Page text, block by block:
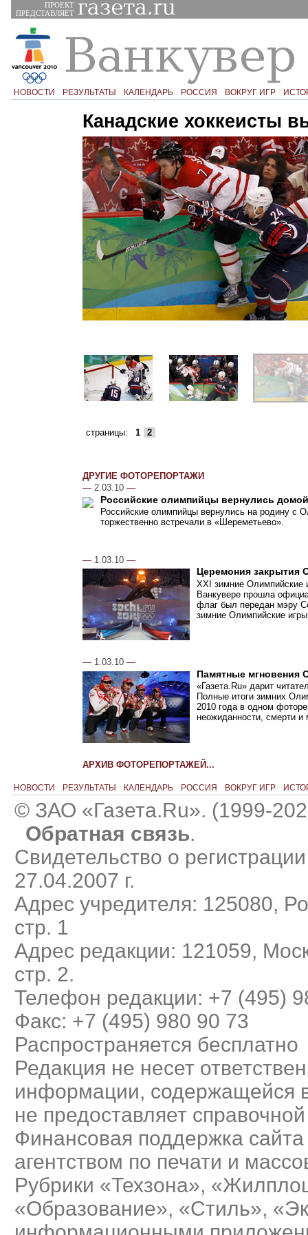
ПРОЕКТ
ПРЕДСТАВЛЯЕТ
НОВОСТИ РЕЗУЛЬТАТЫ КАЛЕНДАРЬ РОССИЯ ВОКРУГ ИГР
Канадские хоккеисты
страницы: 1 2
ДРУГИЕ ФОТОРЕПОРТАЖИ
—2.03.10 —
Российские олимпийцы вернулись
Российские олимпийцы вернулись на родину с
торжественно встречали в «Шереметьево».
— 1.03.10 —
Церемония закрытия
XXI зимние Олимпийские
Ванкувере прошла
флаг был передан мэру
зимние Олимпийские
— 1.03.10 —
Памятные мгновения
«Газета.Ru» дарит
Полные итоги зимних
2010 года в одном
неожиданности, смерти и
АРХИВ ФОТОРЕПОРТАЖЕЙ...
НОВОСТИ РЕЗУЛЬТАТЫ КАЛЕНДАРЬ РОССИЯ ВОКРУГ ИГР
© ЗАО «Газета.Ru». (1999-
Обратная связь.
Свидетельство о
27.04.2007 г.
Адрес учредителя: 125080,
стр. 1
Адрес редакции: 121059,
стр. 2.
Телефон редакции: +7 (495)
Факс: +7 (495) 980 90 73
Распространяется бесплатно
Редакция не несет
информации, содержащейся
не предоставляет
Финансовая поддержка
агентством по печати и
Рубрики «Техзона»,
«Образование», «Стиль»,